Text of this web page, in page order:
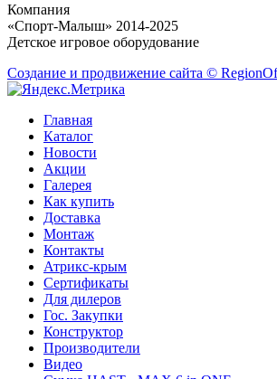
Компания
«Спорт-Малыш» 2014-2025
Детское игровое оборудование
Создание и продвижение сайта ©
Главная
Каталог
Новости
Акции
Галерея
Как купить
Доставка
Монтаж
Контакты
Атрикс-крым
Сертификаты
Для дилеров
Гос. Закупки
Конструктор
Производители
Видео